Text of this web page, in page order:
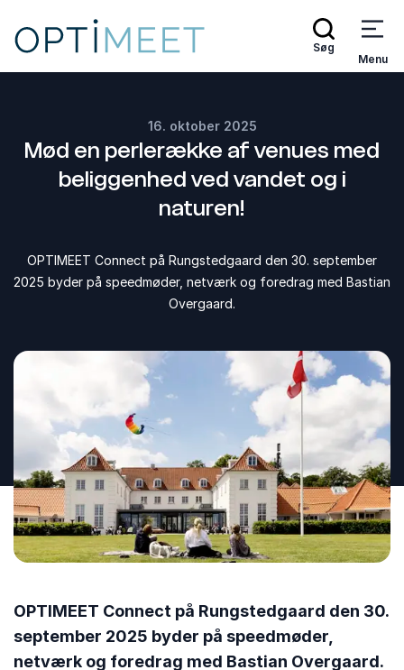
Søg
Menu
16. oktober 2025
Mød en perlerække af venues med
beliggenhed ved vandet og i
naturen!
OPTIMEET Connect på Rungstedgaard den 30. september
2025 byder på speedmøder, netværk og foredrag med Bastian
Overgaard.
OPTIMEET Connect på Rungstedgaard den 30.
september 2025 byder på speedmøder,
netværk og foredrag med Bastian Overgaard.